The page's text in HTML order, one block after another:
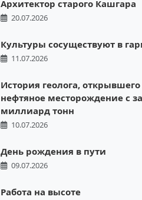
Архитектор старого Кашгара
20.07.2026
Культуры сосуществуют в
11.07.2026
История геолога, открывшего
нефтяное месторождение с
миллиард тонн
10.07.2026
День рождения в пути
09.07.2026
Работа на высоте